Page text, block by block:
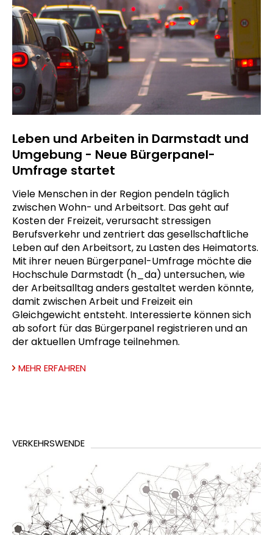
Leben und Arbeiten in Darmstadt und
Umgebung - Neue Bürgerpanel-
Umfrage startet
Viele Menschen in der Region pendeln täglich
zwischen Wohn- und Arbeitsort. Das geht auf
Kosten der Freizeit, verursacht stressigen
Berufsverkehr und zentriert das gesellschaftliche
Leben auf den Arbeitsort, zu Lasten des Heimatorts.
Mit ihrer neuen Bürgerpanel-Umfrage möchte die
Hochschule Darmstadt (h_da) untersuchen, wie
der Arbeitsalltag anders gestaltet werden könnte,
damit zwischen Arbeit und Freizeit ein
Gleichgewicht entsteht. Interessierte können sich
ab sofort für das Bürgerpanel registrieren und an
der aktuellen Umfrage teilnehmen.
MEHR ERFAHREN
VERKEHRSWENDE